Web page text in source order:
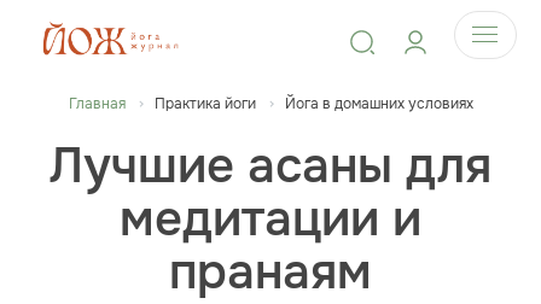
Главная Практика йоги Йога в домашних условиях
Лучшие асаны для
медитации и
пранаям